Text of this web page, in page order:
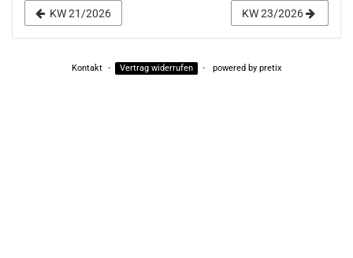
KW 21/2026 KW 23/2026
Kontakt Vertrag widerrufen powered by pretix